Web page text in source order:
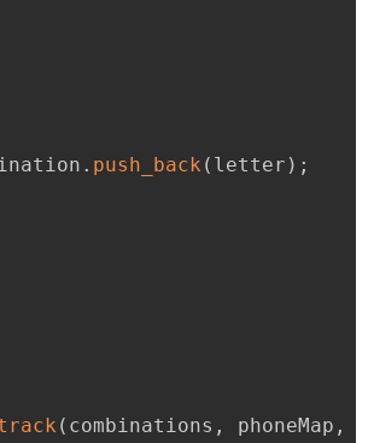
. push_back ( letter ) ;
( combinations , phoneMap ,